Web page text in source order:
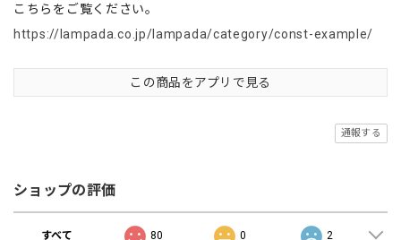
こちらをご覧ください。
https://lampada.co.jp/lampada/category/const-example/
この商品をアプリで見る
通報する
ショップの評価
すべて 80 0 2